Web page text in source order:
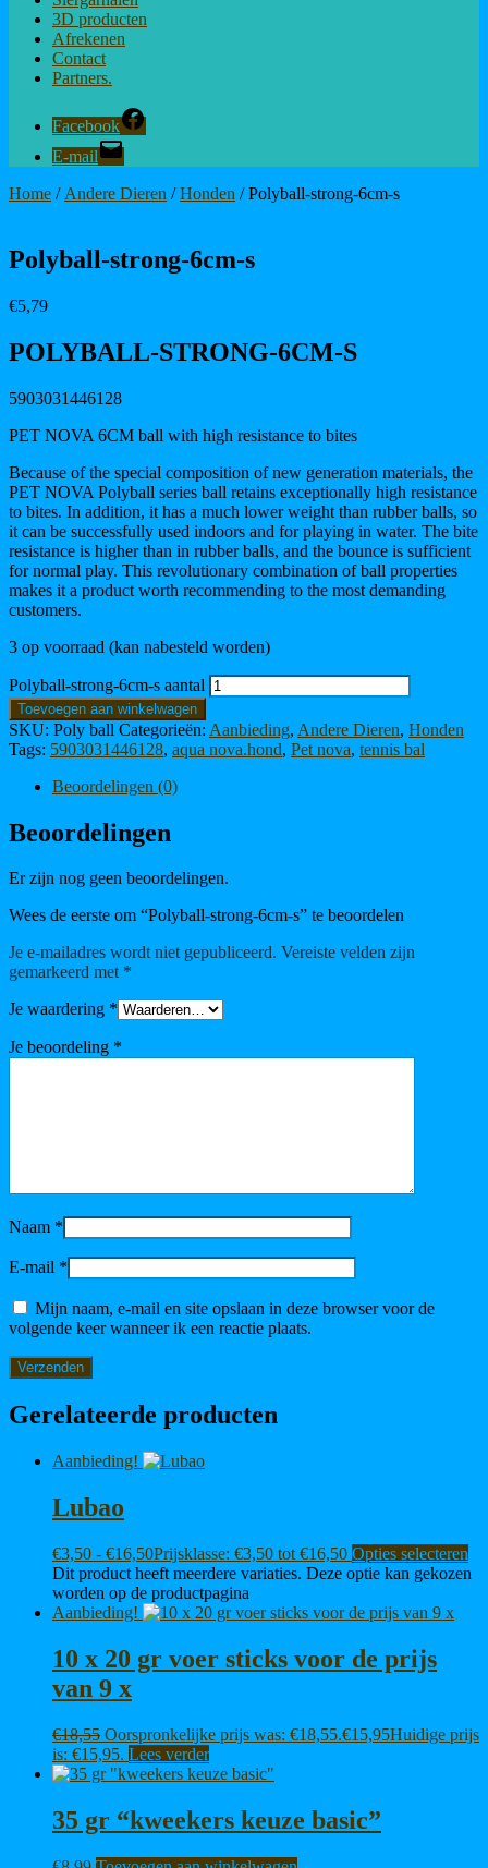
3D producten
Afrekenen
Contact
Partners.
Facebook
E-mail
Home / Andere Dieren /Honden / Polyball-strong-6cm-s
Polyball-strong-6cm-s
€5,79
POLYBALL-STRONG-6CM-S
5903031446128
PET NOVA 6CM ball with high resistance to bites
Because of the special composition of new generation materials, the
PET NOVA Polyball series ball retains exceptionally high resistance
to bites. In addition, it has a much lower weight than rubber balls, so
it can be successfully used indoors and for playing in water. The bite
resistance is higher than in rubber balls, and the bounce is sufficient
for normal play. This revolutionary combination of ball properties
makes it a product worth recommending to the most demanding
customers.
3 op voorraad (kan nabesteld worden)
Polyball-strong-6cm-s aantal
Toevoegen aan winkelwagen
SKU: Poly ball Categorieën: Aanbieding, Andere Dieren, Honden
Tags: 5903031446128, aqua nova.hond, Pet nova, tennis bal
Beoordelingen (0)
Beoordelingen
Er zijn nog geen beoordelingen.
Wees de eerste om “Polyball-strong-6cm-s” te beoordelen
Je e-mailadres wordt niet gepubliceerd. Vereiste velden zijn
gemarkeerd met *
Je waardering *
Je beoordeling *
Naam *
E-mail *
Mijn naam, e-mail en site opslaan in deze browser voor de
volgende keer wanneer ik een reactie plaats.
Gerelateerde producten
Aanbieding!
Lubao
€3,50 - €16,50Prijsklasse: €3,50 tot €16,50 Opties selecteren
Dit product heeft meerdere variaties. Deze optie kan gekozen
worden op de productpagina
Aanbieding!
10 x 20 gr voer sticks voor de prijs
van 9 x
€18,55 Oorspronkelijke prijs was: €18,55.€15,95Huidige prijs
is: €15,95. Lees verder
35 gr “kweekers keuze basic”